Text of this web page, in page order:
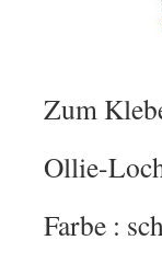
Zum
Ollie-
Farbe :